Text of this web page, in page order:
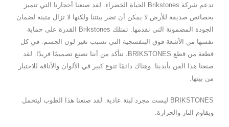
تدعم شركة Brikstones الحياة الخضراء. لقد صنعنا أحجارنا التي تتميز
بخصائص صديقة للأرض لا يمكن أن تضر بيئتنا ولكنها لا تزال متينة لضمان
الجودة المضمونة التي نقدمها. تمتلك Brikstones القدرة على حماية
نفسها من الأشعة فوق البنفسجية التي تسبب تغير لون الجسم. في كل
قطعة من قطع BRIKSTONES، نتأكد من أننا نصنع تصميمًا فريدًا. لقد
صنعنا هذا الفن بأيدينا. وهناك دائمًا تنوع كبير في الألوان والأناقة للاختيار
من بينها.
BRIKSTONES ليست مجرد لبنة عادية. لقد صنعنا هذا الطوب ليتحمل
ويقاوم النار والحرارة.